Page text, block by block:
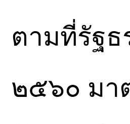
ตามที่รัฐ
๒๕๖๐ มา